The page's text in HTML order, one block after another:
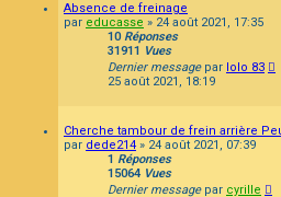
Absence de freinage
par educasse » 24 août 2021, 17:35
10Réponses
31911 Vues
Dernier message par lolo 83
25 août 2021, 18:19
Cherche tambour de frein arrière
par dede214 » 24 août 2021, 07:39
1 Réponses
15064 Vues
Dernier message par cyrille